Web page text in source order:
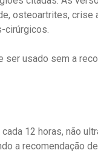
osteoartrites, crise
cirúrgicos.
usado sem a
12 horas, não
a recomendação